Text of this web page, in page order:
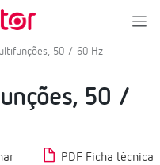
50 / 60 Hz
50 /
PDF Ficha técnica